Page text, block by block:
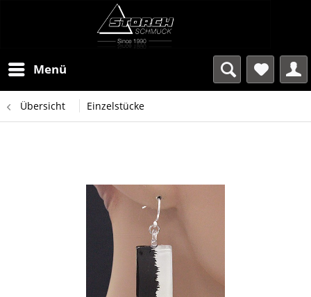
Menü
Übersicht Einzelstücke